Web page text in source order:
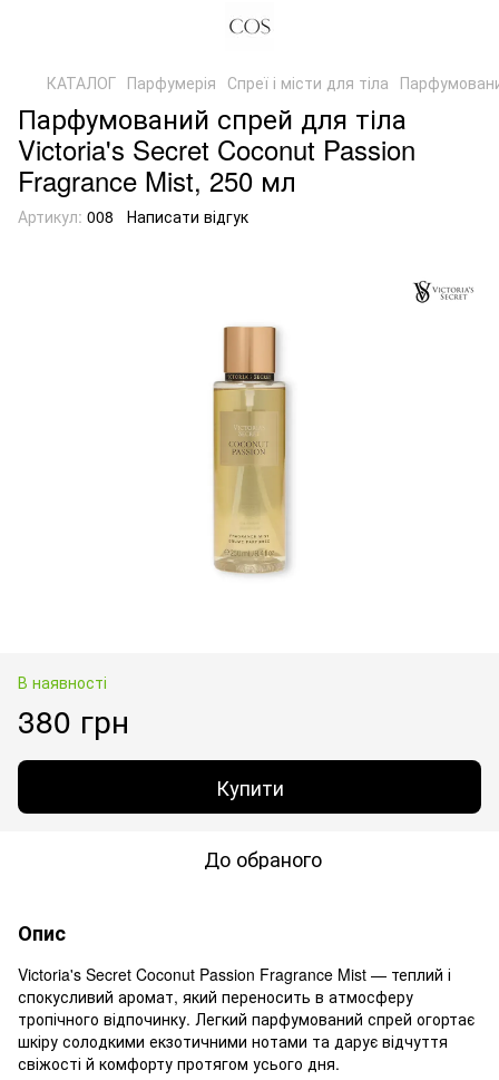
КАТАЛОГ Парфумерія Спреї і місти для тіла
Парфумований спрей для тіла
Victoria's Secret Coconut Passion
Fragrance Mist, 250 мл
Артикул: 008 Написати відгук
В наявності
380 грн
Купити
До обраного
Опис
Victoria's Secret Coconut Passion Fragrance Mist — теплий і
спокусливий аромат, який переносить в атмосферу
тропічного відпочинку. Легкий парфумований спрей огортає
шкіру солодкими екзотичними нотами та дарує відчуття
свіжості й комфорту протягом усього дня.